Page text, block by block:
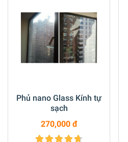
Phủ nano Glass Kính tự
sạch
270,000 đ